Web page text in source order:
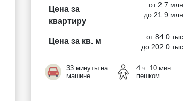
Цена за
квартиру
от 2.7 млн.
до 21.9 млн.
Цена за кв. м
от 84.0 тыс.
до 202.0 тыс.
33 минуты на
машине
4 ч. 10 мин.
пешком